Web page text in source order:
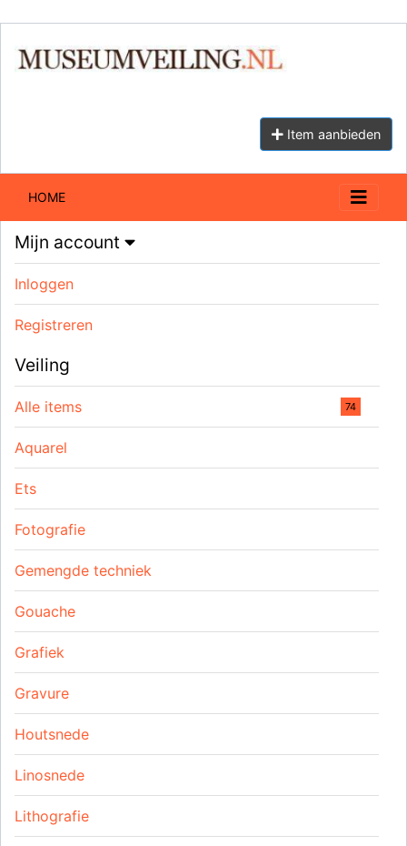
Item aanbieden
HOME
Mijn account
Inloggen
Registreren
Veiling
Alle items 74
Aquarel
Ets
Fotografie
Gemengde techniek
Gouache
Grafiek
Gravure
Houtsnede
Linosnede
Lithografie